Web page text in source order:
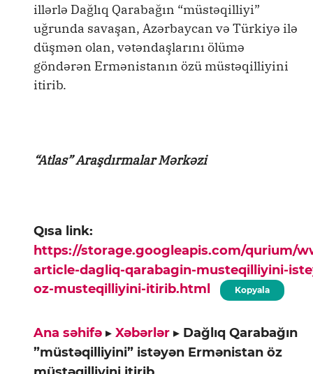
illərlə Dağlıq Qarabağın “müstəqilliyi”
uğrunda savaşan, Azərbaycan və Türkiyə ilə
düşmən olan, vətəndaşlarını ölümə
göndərən Ermənistanın özü müstəqilliyini
itirib.
“Atlas” Araşdırmalar Mərkəzi
Qısa link:
https://storage.googleapis.com/qurium/
article-dagliq-qarabagin-musteqilliyini-
oz-musteqilliyini-itirib.html
Kopyala
Ana səhifə ▸ Xəbərlər ▸ Dağlıq Qarabağın
”müstəqilliyini” istəyən Ermənistan öz